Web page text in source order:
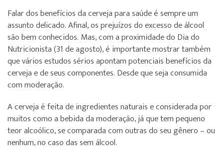
Falar dos benefícios da cerveja para saúde é sempre um
assunto delicado. Afinal, os prejuízos do excesso de álcool
são bem conhecidos. Mas, com a proximidade do Dia do
Nutricionista (31 de agosto), é importante mostrar também
que vários estudos sérios apontam potenciais benefícios da
cerveja e de seus componentes. Desde que seja consumida
com moderação.
A cerveja é feita de ingredientes naturais e considerada por
muitos como a bebida da moderação, já que tem pequeno
teor alcoólico, se comparada com outras do seu gênero – ou
nenhum, no caso das sem álcool.